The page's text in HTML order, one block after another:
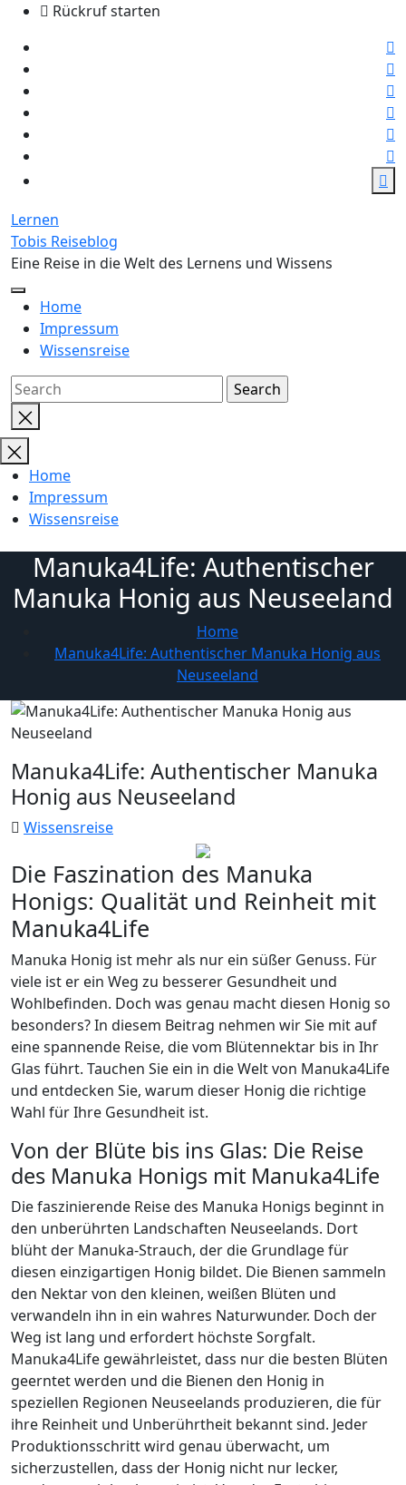
Skip
content
Rückruf starten
Lernen
Tobis Reiseblog
Eine Reise in die Welt des Lernens und Wissens
Home
Impressum
Wissensreise
Close
search
Home
Impressum
Wissensreise
Manuka4Life: Authentischer
Manuka Honig aus Neuseeland
Home
Manuka4Life: Authentischer Manuka Honig aus
Neuseeland
Manuka4Life: Authentischer Manuka
Honig aus Neuseeland
Wissensreise
Die Faszination des Manuka
Honigs: Qualität und Reinheit mit
Manuka4Life
Manuka Honig ist mehr als nur ein süßer Genuss. Für
viele ist er ein Weg zu besserer Gesundheit und
Wohlbefinden. Doch was genau macht diesen Honig so
besonders? In diesem Beitrag nehmen wir Sie mit auf
eine spannende Reise, die vom Blütennektar bis in Ihr
Glas führt. Tauchen Sie ein in die Welt von Manuka4Life
und entdecken Sie, warum dieser Honig die richtige
Wahl für Ihre Gesundheit ist.
Von der Blüte bis ins Glas: Die Reise
des Manuka Honigs mit Manuka4Life
Die faszinierende Reise des Manuka Honigs beginnt in
den unberührten Landschaften Neuseelands. Dort
blüht der Manuka-Strauch, der die Grundlage für
diesen einzigartigen Honig bildet. Die Bienen sammeln
den Nektar von den kleinen, weißen Blüten und
verwandeln ihn in ein wahres Naturwunder. Doch der
Weg ist lang und erfordert höchste Sorgfalt.
Manuka4Life gewährleistet, dass nur die besten Blüten
geerntet werden und die Bienen den Honig in
speziellen Regionen Neuseelands produzieren, die für
ihre Reinheit und Unberührtheit bekannt sind. Jeder
Produktionsschritt wird genau überwacht, um
sicherzustellen, dass der Honig nicht nur lecker,